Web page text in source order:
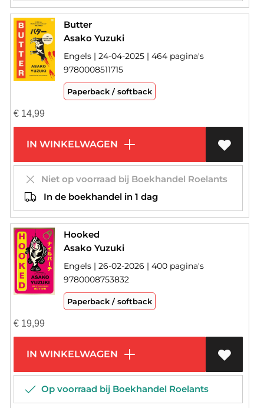
Butter
Asako Yuzuki
Engels | 24-04-2025 | 464 pagina's
9780008511715
Paperback / softback
€14,99
IN WINKELWAGEN
Niet op voorraad bij Boekhandel Roelants
In de boekhandel in 1 dag
Hooked
Asako Yuzuki
Engels | 26-02-2026 | 400 pagina's
9780008753832
Paperback / softback
€19,99
IN WINKELWAGEN
Op voorraad bij Boekhandel Roelants